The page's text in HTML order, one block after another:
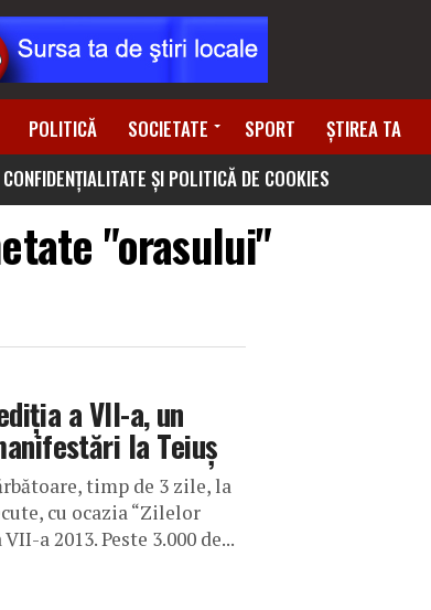
POLITICĂ SOCIETATE SPORT ȘTIREA TA
CONFIDENȚIALITATE ȘI POLITICĂ DE COOKIES
"orasului"
a VII-a, un
la Teiuş
timp de 3 zile, la
cu ocazia “Zilelor
a 2013. Peste 3.000 de...